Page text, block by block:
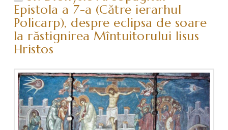
Epistola a 7-a (Către ierarhul
Policarp), despre eclipsa de soare
la răstignirea Mîntuitorului Iisus
Hristos